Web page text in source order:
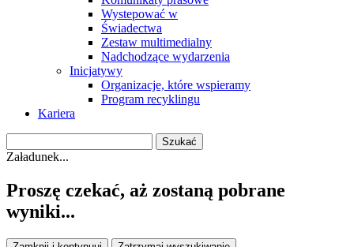
Wystepować w
Świadectwa
Zestaw multimedialny
Nadchodzące wydarzenia
Inicjatywy
Organizacje, które wspieramy
Program recyklingu
Kariera
Załadunek...
Proszę czekać, aż zostaną pobrane
wyniki...